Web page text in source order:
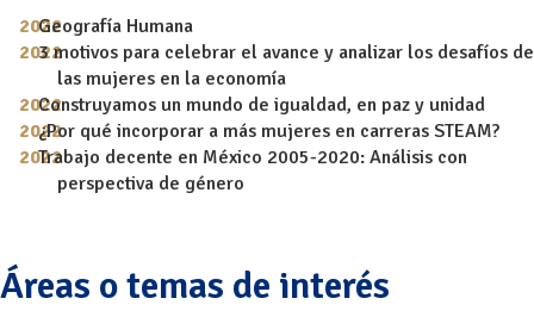
Geografía Humana
3 motivos para celebrar el avance y analizar los desafíos de
las mujeres en la economía
Construyamos un mundo de igualdad, en paz y unidad
¿Por qué incorporar a más mujeres en carreras STEAM?
Trabajo decente en México 2005-2020: Análisis con
perspectiva de género
Áreas o temas de interés